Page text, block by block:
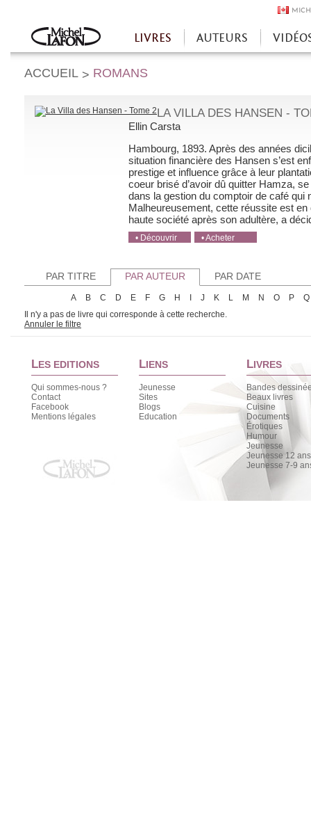
Accueil
LIVRES AUTEURS
ACCUEIL > ROMANS
LA VILLA DES HANSEN -
Ellin Carsta
Hambourg, 1893. Après des années
situation financière des Hansen s’est
prestige et influence grâce à leur
coeur brisé d’avoir dû quitter Hamza,
dans la gestion du comptoir de café qui
Malheureusement, cette réussite est
haute société après son adultère, a
• Découvrir
• Acheter
• Acheter
PAR TITRE PAR AUTEUR PAR DATE
A B C D E F G H J K L M N O P
Q
Il n'y a pas de livre qui corresponde à cette recherche.
Annuler le filtre
LES EDITIONS
Qui sommes-nous ?
Contact
Facebook
Mentions légales
LIENS
Jeunesse
Sites
Blogs
Education
LIVRES
Bandes
Beaux livres
Cuisine
Documents
Érotiques
Humour
Jeunesse
Jeunesse 12
Jeunesse 7-9